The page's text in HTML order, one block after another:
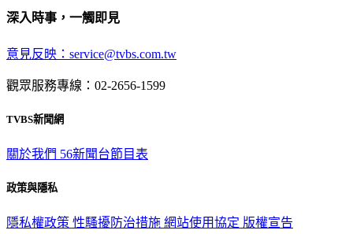
深入時事，一觸即見
意見反映：service@tvbs.com.tw
觀眾服務專線：02-2656-1599
TVBS新聞網
關於我們 56新聞台節目表
政策與隱私
隱私權政策 性騷擾防治措施 網站使用協定 版權宣告